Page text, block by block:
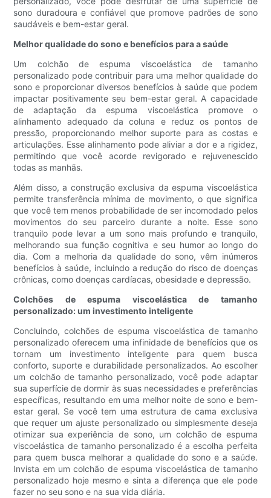
sono duradoura e confiável que promove padrões de sono
saudáveis ​​e bem-estar geral.
Melhor qualidade do sono e benefícios para a saúde
Um colchão de espuma viscoelástica de tamanho
personalizado pode contribuir para uma melhor qualidade do
sono e proporcionar diversos benefícios à saúde que podem
impactar positivamente seu bem-estar geral. A capacidade
de adaptação da espuma viscoelástica promove o
alinhamento adequado da coluna e reduz os pontos de
pressão, proporcionando melhor suporte para as costas e
articulações. Esse alinhamento pode aliviar a dor e a rigidez,
permitindo que você acorde revigorado e rejuvenescido
todas as manhãs.
Além disso, a construção exclusiva da espuma viscoelástica
permite transferência mínima de movimento, o que significa
que você tem menos probabilidade de ser incomodado pelos
movimentos do seu parceiro durante a noite. Esse sono
tranquilo pode levar a um sono mais profundo e tranquilo,
melhorando sua função cognitiva e seu humor ao longo do
dia. Com a melhoria da qualidade do sono, vêm inúmeros
benefícios à saúde, incluindo a redução do risco de doenças
crônicas, como doenças cardíacas, obesidade e depressão.
Colchões de espuma viscoelástica de tamanho
personalizado: um investimento inteligente
Concluindo, colchões de espuma viscoelástica de tamanho
personalizado oferecem uma infinidade de benefícios que os
tornam um investimento inteligente para quem busca
conforto, suporte e durabilidade personalizados. Ao escolher
um colchão de tamanho personalizado, você pode adaptar
sua superfície de dormir às suas necessidades e preferências
específicas, resultando em uma melhor noite de sono e bem-
estar geral. Se você tem uma estrutura de cama exclusiva
que requer um ajuste personalizado ou simplesmente deseja
otimizar sua experiência de sono, um colchão de espuma
viscoelástica de tamanho personalizado é a escolha perfeita
para quem busca melhorar a qualidade do sono e a saúde.
Invista em um colchão de espuma viscoelástica de tamanho
personalizado hoje mesmo e sinta a diferença que ele pode
fazer no seu sono e na sua vida diária.